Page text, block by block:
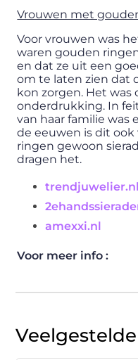
Vrouwen met
Voor vrouwen was
waren gouden
en dat ze uit een
om te laten zien dat
kon zorgen. Het was
onderdrukking. In
van haar familie was
de eeuwen is dit
ringen gewoon
dragen het.
trendjuwelier.nl
amexxi.nl
Voor meer info :